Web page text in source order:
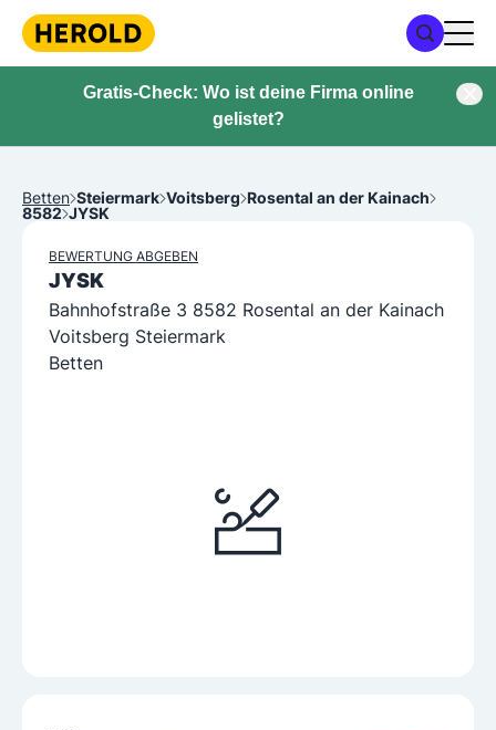
Gratis-Check: Wo ist deine Firma online
gelistet?
Betten Steiermark Voitsberg Rosental an der Kainach
8582 JYSK
BEWERTUNG ABGEBEN
JYSK
Bahnhofstraße 3 8582 Rosental an der Kainach
Voitsberg Steiermark
Betten